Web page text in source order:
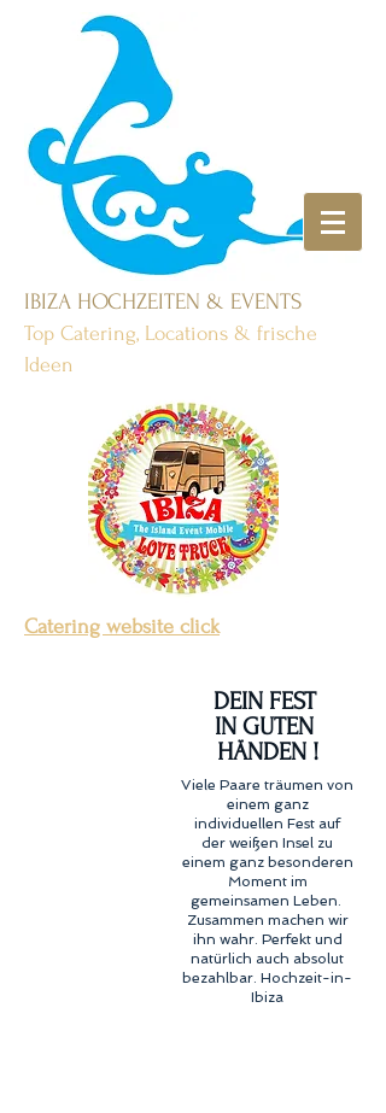
IBIZA HOCHZEITEN & EVENTS
Top Catering, Locations & frische
Ideen
Catering website click
DEIN FEST
IN GUTEN
HÄNDEN !
Viele Paare träumen von
einem ganz
individuellen Fest auf
der weißen Insel zu
einem ganz besonderen
Moment im
gemeinsamen Leben.
Zusammen machen wir
ihn wahr. Perfekt und
natürlich auch absolut
bezahlbar. Hochzeit-in-
Ibiza